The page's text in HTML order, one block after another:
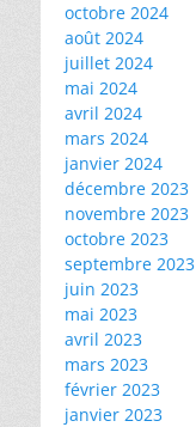
octobre 2024
août 2024
juillet 2024
mai 2024
avril 2024
mars 2024
janvier 2024
décembre 2023
novembre 2023
octobre 2023
septembre 2023
juin 2023
mai 2023
avril 2023
mars 2023
février 2023
janvier 2023